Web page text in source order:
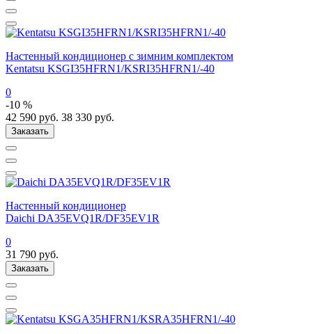
Настенный кондиционер с зимним комплектом
Kentatsu KSGI35HFRN1/KSRI35HFRN1/-40
0
-10 %
42 590 руб. 38 330 руб.
Заказать
Настенный кондиционер
Daichi DA35EVQ1R/DF35EV1R
0
31 790 руб.
Заказать